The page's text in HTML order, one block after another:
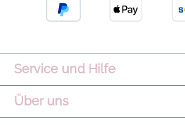
Service und Hilfe
Über uns